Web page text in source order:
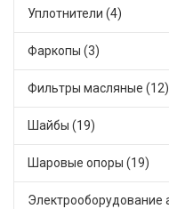
Уплотнители (4)
Фаркопы (3)
Фильтры масляные (12)
Шайбы (19)
Шаровые опоры (19)